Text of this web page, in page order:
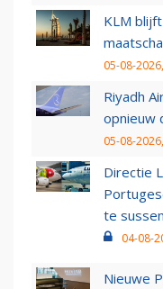
KLM
05-08-
Riyadh
opnieuw
05-08-
Directie
te sussen
04-08-
Nieuwe